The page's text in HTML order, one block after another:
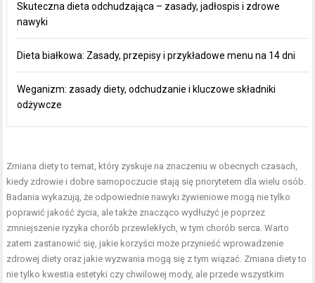
Skuteczna dieta odchudzająca – zasady, jadłospis i zdrowe
nawyki
Dieta białkowa: Zasady, przepisy i przykładowe menu na 14 dni
Weganizm: zasady diety, odchudzanie i kluczowe składniki
odżywcze
Zmiana diety to temat, który zyskuje na znaczeniu w obecnych czasach,
kiedy zdrowie i dobre samopoczucie stają się priorytetem dla wielu osób.
Badania wykazują, że odpowiednie nawyki żywieniowe mogą nie tylko
poprawić jakość życia, ale także znacząco wydłużyć je poprzez
zmniejszenie ryzyka chorób przewlekłych, w tym chorób serca. Warto
zatem zastanowić się, jakie korzyści może przynieść wprowadzenie
zdrowej diety oraz jakie wyzwania mogą się z tym wiązać. Zmiana diety to
nie tylko kwestia estetyki czy chwilowej mody, ale przede wszystkim